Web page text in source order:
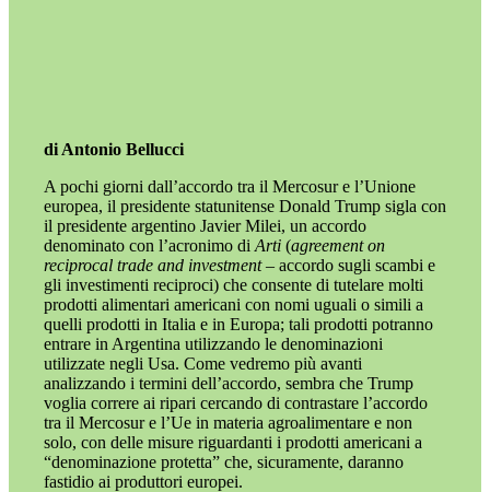
di Antonio Bellucci
A pochi giorni dall’accordo tra il Mercosur e l’Unione
europea, il presidente statunitense Donald Trump sigla con
il presidente argentino Javier Milei, un accordo
denominato con l’acronimo di Arti (agreement on
reciprocal trade and investment– accordo sugli scambi e
gli investimenti reciproci) che consente di tutelare molti
prodotti alimentari americani con nomi uguali o simili a
quelli prodotti in Italia e in Europa; tali prodotti potranno
entrare in Argentina utilizzando le denominazioni
utilizzate negli Usa. Come vedremo più avanti
analizzando i termini dell’accordo, sembra che Trump
voglia correre ai ripari cercando di contrastare l’accordo
tra il Mercosur e l’Ue in materia agroalimentare e non
solo, con delle misure riguardanti i prodotti americani a
“denominazione protetta” che, sicuramente, daranno
fastidio ai produttori europei.